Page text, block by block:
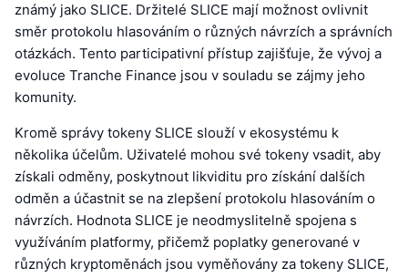
známý jako SLICE. Držitelé SLICE mají možnost ovlivnit
směr protokolu hlasováním o různých návrzích a správních
otázkách. Tento participativní přístup zajišťuje, že vývoj a
evoluce Tranche Finance jsou v souladu se zájmy jeho
komunity.
Kromě správy tokeny SLICE slouží v ekosystému k
několika účelům. Uživatelé mohou své tokeny vsadit, aby
získali odměny, poskytnout likviditu pro získání dalších
odměn a účastnit se na zlepšení protokolu hlasováním o
návrzích. Hodnota SLICE je neodmyslitelně spojena s
využíváním platformy, přičemž poplatky generované v
různých kryptoměnách jsou vyměňovány za tokeny SLICE,